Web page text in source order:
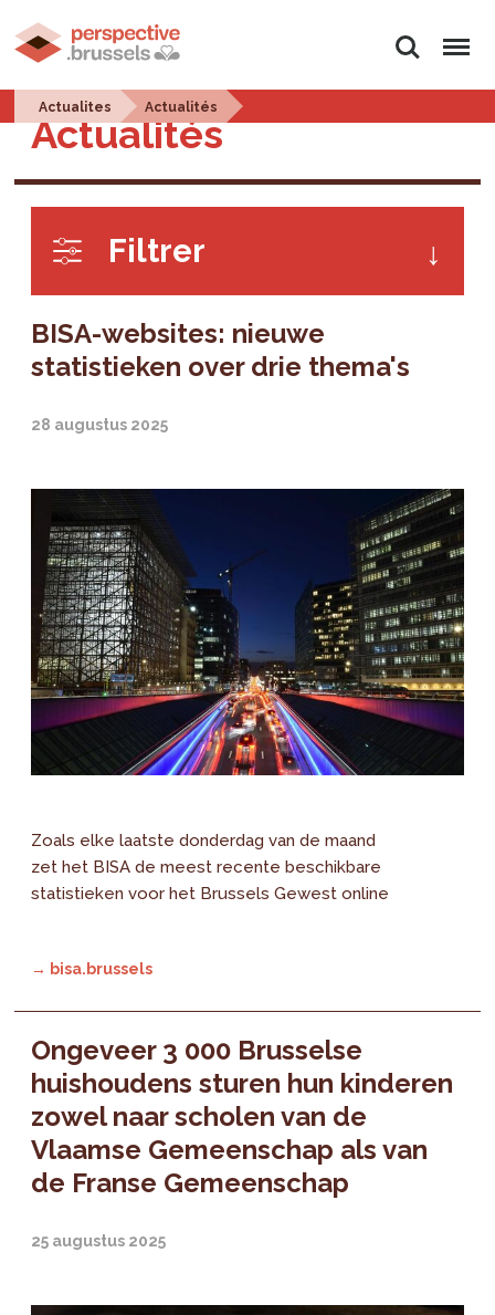
Zoeken Menu
Actualites Actualités
Actualités
Filtrer
BISA-websites: nieuwe
statistieken over drie thema's
28 augustus 2025
Zoals elke laatste donderdag van de maand
zet het BISA de meest recente beschikbare
statistieken voor het Brussels Gewest online
→ bisa.brussels
Ongeveer 3 000 Brusselse
huishoudens sturen hun kinderen
zowel naar scholen van de
Vlaamse Gemeenschap als van
de Franse Gemeenschap
25 augustus 2025